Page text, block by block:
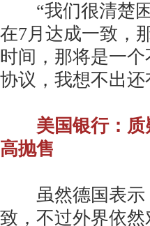
“我们很清楚困
在7月达成一致，
时间，那将是一
协议，我想不出
美国银行：
高抛售
虽然德国表示
致，不过外界依